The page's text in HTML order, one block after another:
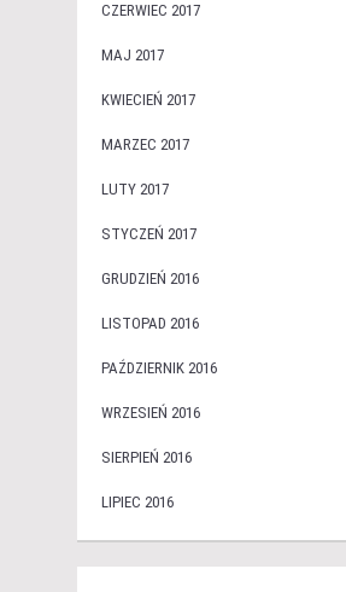
CZERWIEC 2017
MAJ 2017
KWIECIEŃ 2017
MARZEC 2017
LUTY 2017
STYCZEŃ 2017
GRUDZIEŃ 2016
LISTOPAD 2016
PAŹDZIERNIK 2016
WRZESIEŃ 2016
SIERPIEŃ 2016
LIPIEC 2016